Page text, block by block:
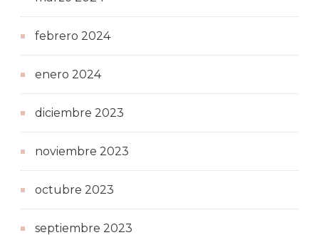
febrero 2024
enero 2024
diciembre 2023
noviembre 2023
octubre 2023
septiembre 2023